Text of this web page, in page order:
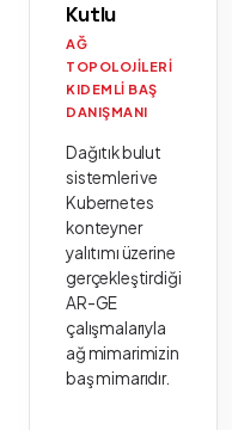
Kutlu
AĞ
TOPOLOJILERI
KIDEMLI BAŞ
DANIŞMANI
Dağıtık bulut
sistemleri ve
Kubernetes
konteyner
yalıtımı üzerine
gerçekleştirdiği
AR-GE
çalışmalarıyla
ağ mimarimizin
baş mimarıdır.